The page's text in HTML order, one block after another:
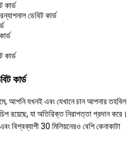
কার্ড
ডেবিট কার্ড
কার্ড
কার্ড
আপনি যখনই এবং যেখানে চান আপনার তহবিল
রয়েছে, যা অতিরিক্ত নিরাপত্তা প্রদান করে।
বিশ্বব্যাপী 30 মিলিয়নেরও বেশি কেনাকাটা